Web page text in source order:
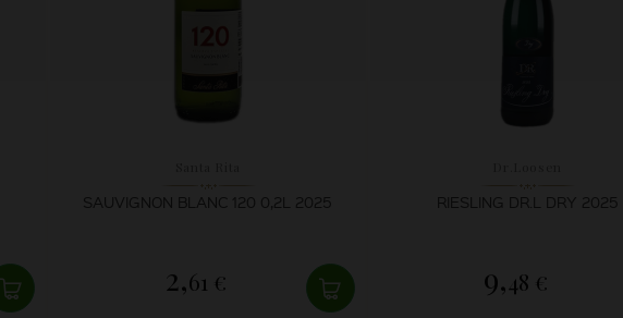
SAUVIGNON BLANC 120 0,2L 2025
2,61 €
RIESLING DR.L DRY 2025
9,48 €